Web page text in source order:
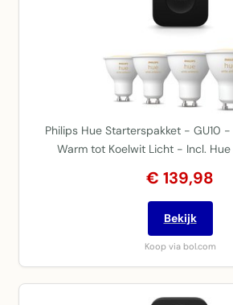
Philips Hue Starterspakket - GU10
Warm tot Koelwit Licht - Incl.
€ 139,98
Bekijk
Koop via bol.com